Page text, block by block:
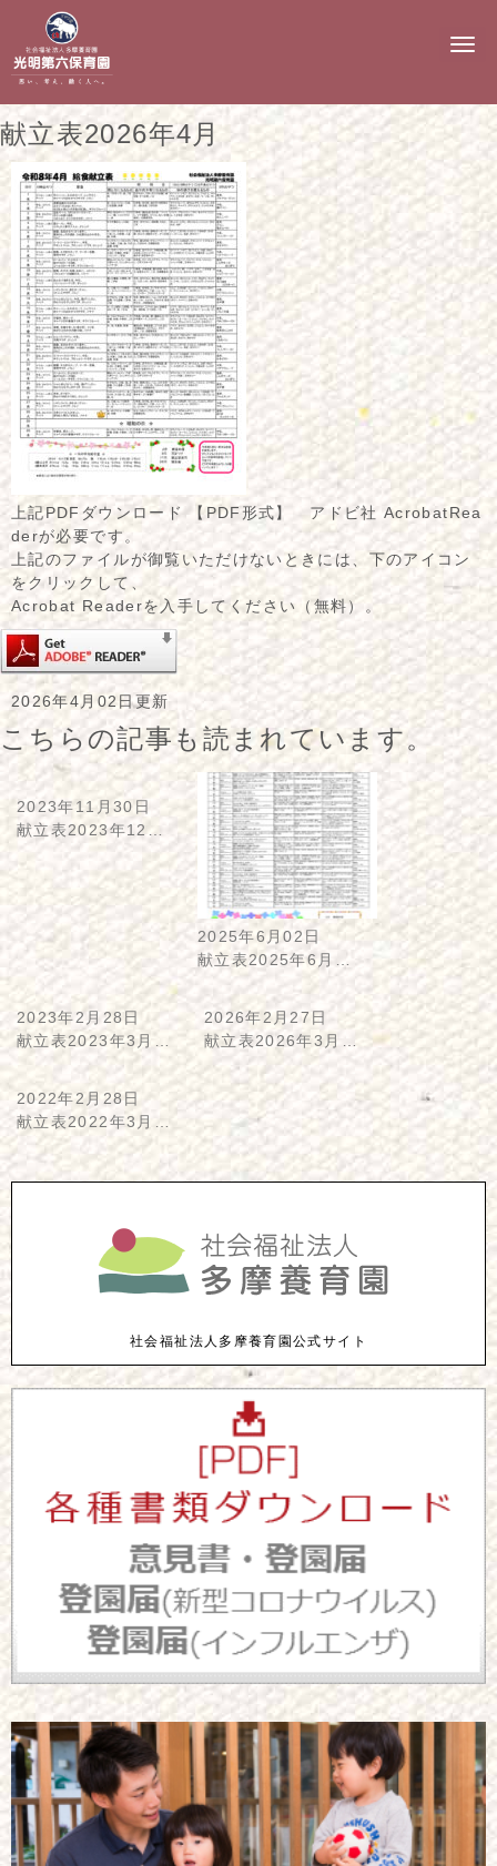
N
g
a
献立表2026年4月
上記PDFダウンロード 【PDF形式】 アドビ社 AcrobatRea
derが必要です。
上記のファイルが御覧いただけないときには、下のアイコン
をクリックして、
Acrobat Readerを入手してください（無料）。
2026年4月02日更新
こちらの記事も読まれています。
2023年11月30日
献立表2023年12…
2025年6月02日
献立表2025年6月…
2023年2月28日
献立表2023年3月…
2026年2月27日
献立表2026年3月…
2022年2月28日
献立表2022年3月…
社会福祉法人多摩養育園公式サイト